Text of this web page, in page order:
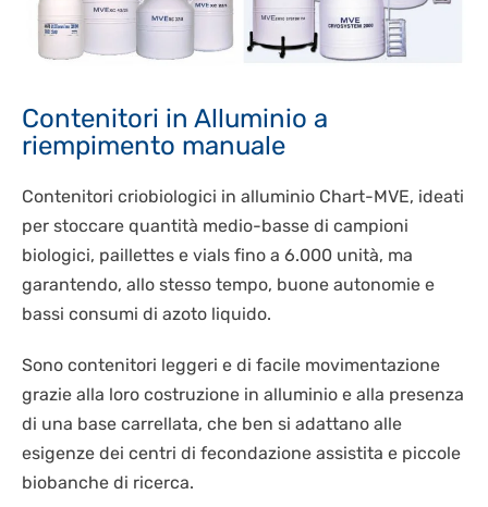
Contenitori in Alluminio a
riempimento manuale
Contenitori criobiologici in alluminio Chart-MVE, ideati
per stoccare quantità medio-basse di campioni
biologici, paillettes e vials fino a 6.000 unità, ma
garantendo, allo stesso tempo, buone autonomie e
bassi consumi di azoto liquido.
Sono contenitori leggeri e di facile movimentazione
grazie alla loro costruzione in alluminio e alla presenza
di una base carrellata, che ben si adattano alle
esigenze dei centri di fecondazione assistita e piccole
biobanche di ricerca.